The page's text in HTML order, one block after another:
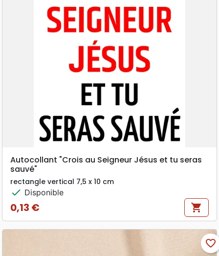
Autocollant "Crois au Seigneur Jésus et tu seras
sauvé"
rectangle vertical 7,5 x 10 cm
check Disponible
Prix
0,13 € shopping_cart
favorite_border